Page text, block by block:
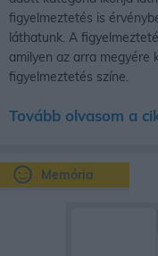
Memória
figyelmeztetés is
láthatunk. A
amilyen az arra megyére
figyelmeztetés színe.
Tovább olvasom a